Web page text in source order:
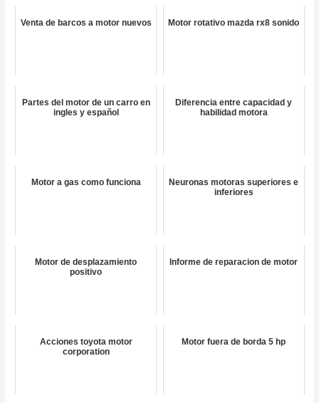
Venta de barcos a motor nuevos Motor rotativo mazda rx8 sonido
Partes del motor de un carro en
ingles y español
Diferencia entre capacidad y
habilidad motora
Motor a gas como funciona
Neuronas motoras superiores e
inferiores
Motor de desplazamiento
positivo
Informe de reparacion de motor
Acciones toyota motor
corporation
Motor fuera de borda 5 hp